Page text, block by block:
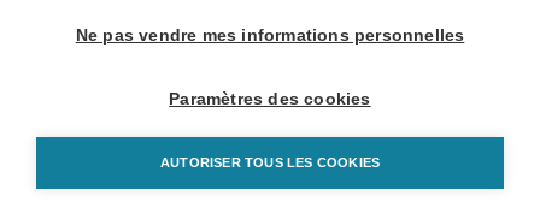
Ne pas vendre mes informations personnelles
Paramètres des cookies
AUTORISER TOUS LES COOKIES